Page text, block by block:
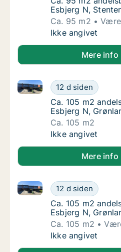
Esbjerg N,
Ca. 95 m2
Ca. 95 m2
Ikke angivet
Mere info
Ca. 105 m2
12 d siden
Ca. 105 m2 andelsbolig
Ca. 105 m2
Ca. 105 m2
Esbjerg N,
Ca. 105 m2
Ca. 105 m2
Ikke angivet
Mere info
Ca. 105 m2
12 d siden
Ca. 105 m2 andelsbolig
Ca. 105 m2
Ca. 105 m2
Esbjerg N,
Ca. 105 m2
Ca. 105 m2
Ikke angivet